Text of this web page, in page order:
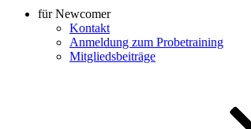
für Newcomer
Kontakt
Anmeldung zum Probetraining
Mitgliedsbeiträge